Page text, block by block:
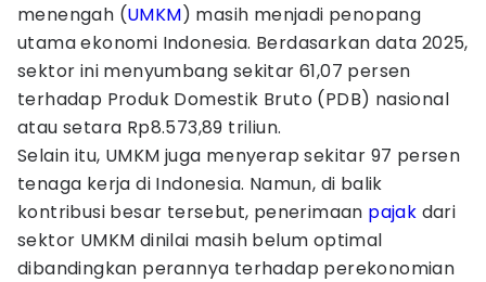
menengah (UMKM) masih menjadi penopang
utama ekonomi Indonesia. Berdasarkan data 2025,
sektor ini menyumbang sekitar 61,07 persen
terhadap Produk Domestik Bruto (PDB) nasional
atau setara Rp8.573,89 triliun.
Selain itu, UMKM juga menyerap sekitar 97 persen
tenaga kerja di Indonesia. Namun, di balik
kontribusi besar tersebut, penerimaan pajak dari
sektor UMKM dinilai masih belum optimal
dibandingkan perannya terhadap perekonomian